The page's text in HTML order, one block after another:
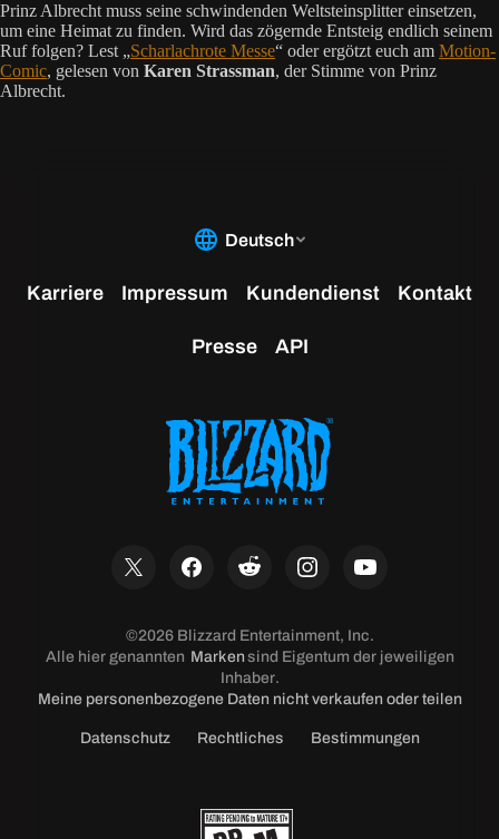
Prinz Albrecht muss seine schwindenden Weltsteinsplitter einsetzen,
um eine Heimat zu finden. Wird das zögernde Entsteig endlich seinem
Ruf folgen? Lest „Scharlachrote Messe“ oder ergötzt euch am Motion-
Comic, gelesen von Karen Strassman, der Stimme von Prinz
Albrecht.